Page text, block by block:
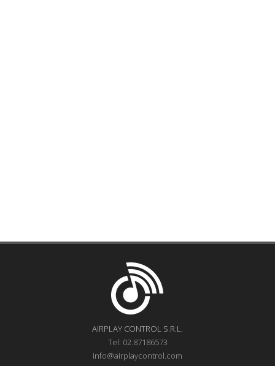
AIRPLAY CONTROL S.R.L.
Tel: 02.87186573
info@airplaycontrol.com